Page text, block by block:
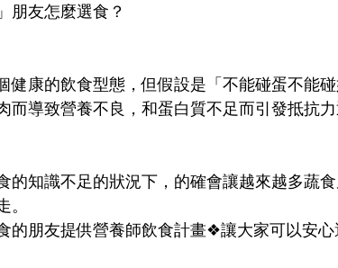
朋友怎麼選食？
健康的飲食型態，但假設是「不能碰蛋不能
而導致營養不良，和蛋白質不足而引發抵抗
的知識不足的狀況下，的確會讓越來越多蔬
的朋友提供營養師飲食計畫❖讓大家可以安